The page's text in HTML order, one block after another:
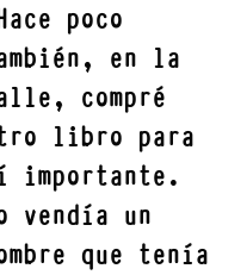
poco
en la
compré
libro para
importante.
vendía un
que tenía